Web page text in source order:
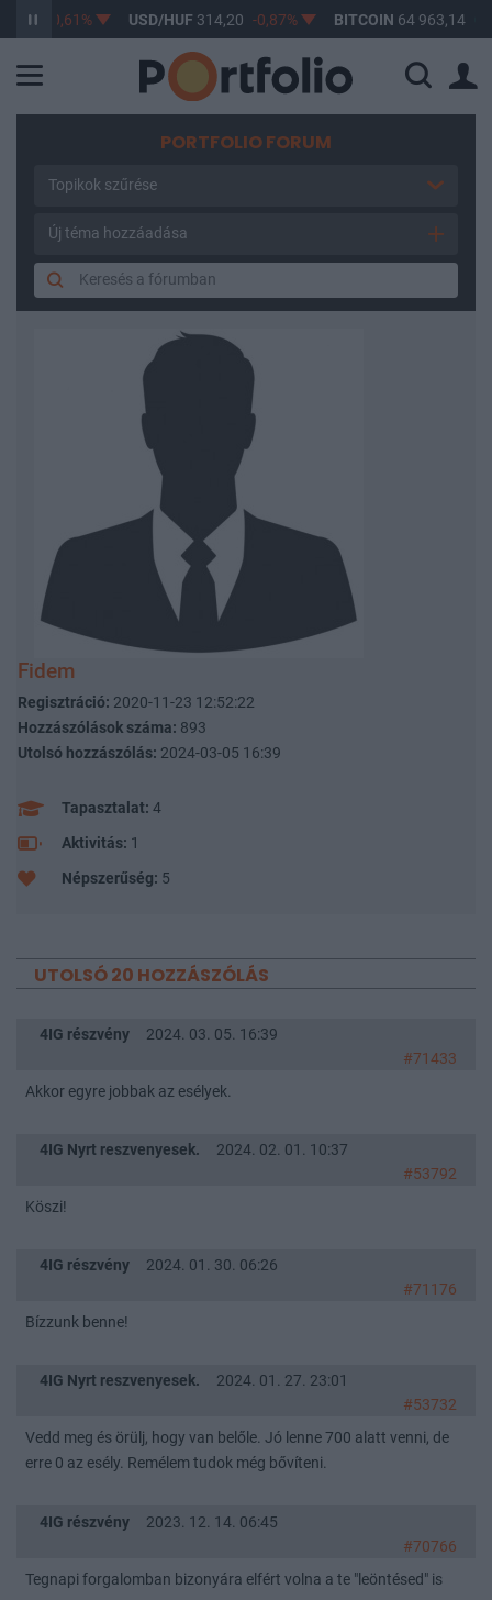
-0,61% USD/HUF314,20 -0,87% BITCOIN64 963,14
PORTFOLIO FORUM
Topikok szűrése
Új téma hozzáadása
Fidem
Regisztráció: 2020-11-23 12:52:22
Hozzászólások száma: 893
Utolsó hozzászólás: 2024-03-05 16:39
Tapasztalat: 4
Aktivitás: 1
Népszerűség: 5
UTOLSÓ 20 HOZZÁSZÓLÁS
4IG részvény
2024. 03. 05. 16:39
#71433
Akkor egyre jobbak az esélyek.
4IG Nyrt reszvenyesek.
2024. 02. 01. 10:37
#53792
Köszi!
4IG részvény
2024. 01. 30. 06:26
#71176
Bízzunk benne!
4IG Nyrt reszvenyesek.
2024. 01. 27. 23:01
#53732
Vedd meg és örülj, hogy van belőle. Jó lenne 700 alatt venni, de
erre 0 az esély. Remélem tudok még bővíteni.
4IG részvény
2023. 12. 14. 06:45
#70766
Tegnapi forgalomban bizonyára elfért volna a te "leöntésed" is